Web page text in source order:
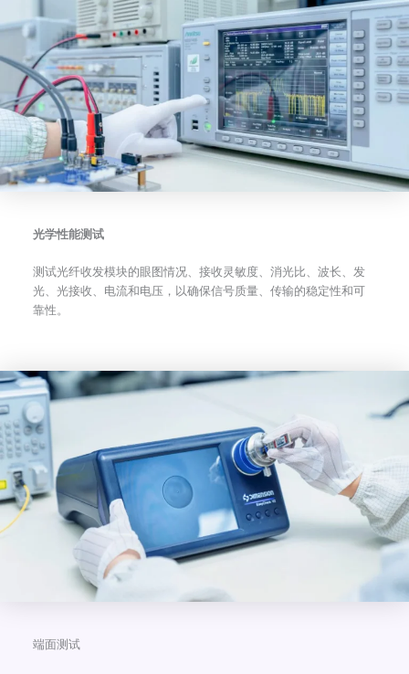
光学性能测试
测试光纤收发模块的眼图情况、接收灵敏度、消光比、波长、发
光、光接收、电流和电压，以确保信号质量、传输的稳定性和可
靠性。
端面测试